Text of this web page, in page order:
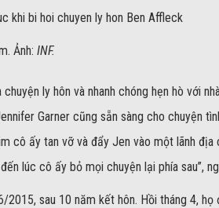
Ảnh: INF.
ly hôn và nhanh chóng hẹn hò với
Garner cũng sẵn sàng cho chuyện
cô ấy tan vỡ và đẩy Jen vào một lãnh
lúc cô ấy bỏ mọi chuyện lại phía sau”,
sau 10 năm kết hôn. Hồi tháng 4, họ